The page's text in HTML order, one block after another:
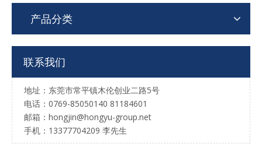
产品分类
联系我们
地址：东莞市常平镇木伦创业二路5号
电话：0769-85050140 81184601
邮箱：hongjin@hongyu-group.net
手机：13377704209 李先生